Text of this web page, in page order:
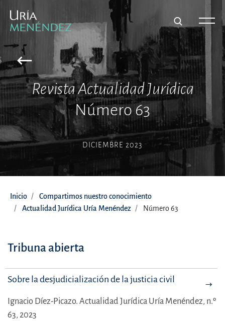
Revista Actualidad Jurídica
Número 63
DICIEMBRE 2023
Inicio
Compartimos nuestro conocimiento
Actualidad Jurídica Uría Menéndez
Número 63
Tribuna abierta
Sobre la desjudicialización de la justicia civil
Ignacio Díez-Picazo. Actualidad Jurídica Uría Menéndez, n.º
63, 2023